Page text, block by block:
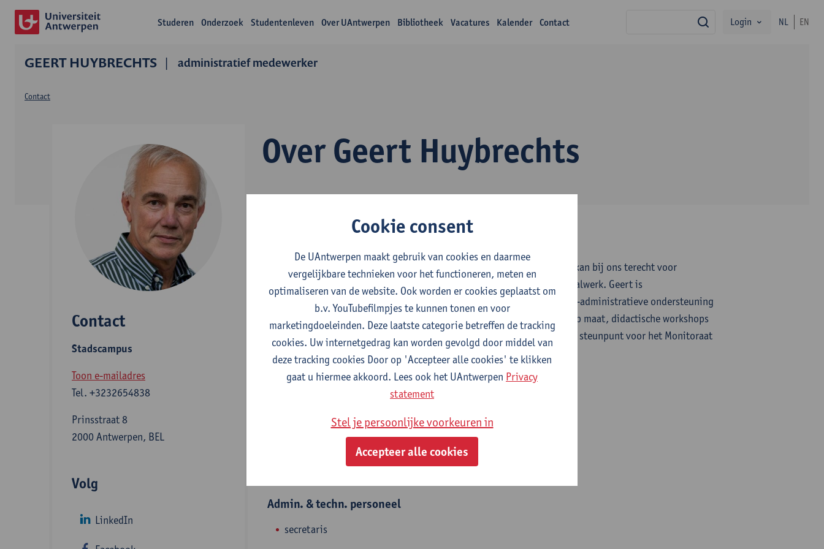
Studeren Onderzoek Studentenleven Over UAntwerpen Bibliotheek Vacatures Kalender Contact zoekLogin NL EN
GEERT HUYBRECHTS administratief medewerker
Over Geert Huybrechts
Contact
Contact
Stadscampus
Toon e-mailadres
Tel. +3232654838
Prinsstraat 8
2000 Antwerpen, BEL
Volg
LinkedIn
Linguapolis gelooft in de kracht van taal om talenten te versterken. Je kan bij ons terecht voor
taalcursussen, Academisch Engels en Nederlands, taaltoetsing en vertaalwerk. Geert is
secretariaatsmedewerker bij Linguapolis. Hij staat in voor de financieel-administratieve ondersteuning
voor Taaladvies (vertalingen en proofreading) en voor taaltrainingen op maat, didactische workshops
en het cursusaanbod academisch Engels. Verder is hij het administratief steunpunt voor het Monitoraat
op Maat (taalondersteuning academisch Nederlands).
Linguapolis FLW
Statuut & functies
Admin. & techn. personeel
secretaris
Cookie consent
De UAntwerpen maakt gebruik van cookies en daarmee
vergelijkbare technieken voor het functioneren, meten en
optimaliseren van de website. Ook worden er cookies geplaatst om
b.v. YouTubefilmpjes te kunnen tonen en voor
marketingdoeleinden. Deze laatste categorie betreffen de tracking
cookies. Uw internetgedrag kan worden gevolgd door middel van
deze tracking cookies Door op 'Accepteer alle cookies' te klikken
gaat u hiermee akkoord. Lees ook het UAntwerpen Privacy
statement
Stel je persoonlijke voorkeuren in
Accepteer alle cookies